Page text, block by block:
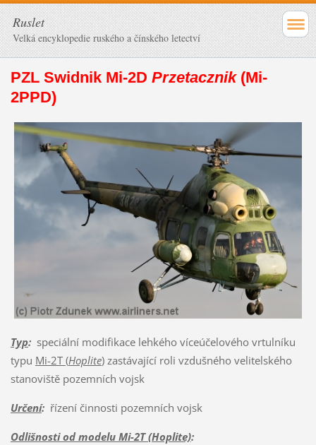
Ruslet
Velká encyklopedie ruského a čínského letectví
PZL Swidnik Mi-2D Przetacznik(Mi-
2PPD)
Typ:speciální modifikace lehkého víceúčelového vrtulníku
typu Mi-2T (Hoplite)zastávající roli vzdušného velitelského
stanoviště pozemních vojsk
Určení:řízení činnosti pozemních vojsk
Odlišnosti od modelu Mi-2T (Hoplite):